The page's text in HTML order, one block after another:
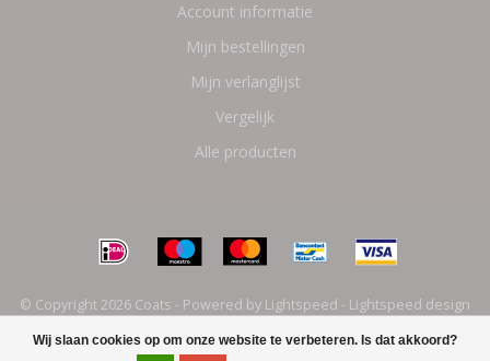
Wij slaan cookies op om onze website te verbeteren. Is dat akkoord?
Account informatie
Mijn bestellingen
Mijn verlanglijst
Vergelijk
Alle producten
© Copyright 2026 Coats - Powered by Lightspeed - Lightspeed design
byDyvelopment